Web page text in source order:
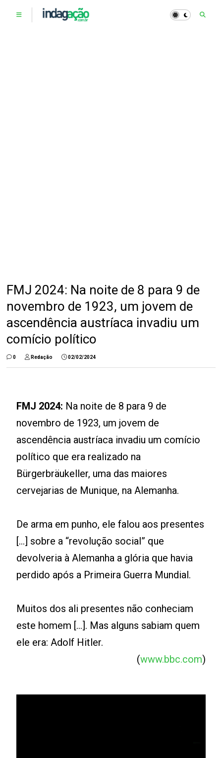
FMJ 2024: Na noite de 8 para 9 de
novembro de 1923, um jovem de
ascendência austríaca invadiu um
comício político
0 Redação 02/02/2024
FMJ 2024: Na noite de 8 para 9 de
novembro de 1923, um jovem de
ascendência austríaca invadiu um comício
político que era realizado na
Bürgerbräukeller, uma das maiores
cervejarias de Munique, na Alemanha.
De arma em punho, ele falou aos presentes
[...] sobre a “revolução social” que
devolveria à Alemanha a glória que havia
perdido após a Primeira Guerra Mundial.
Muitos dos ali presentes não conheciam
este homem [...]. Mas alguns sabiam quem
ele era: Adolf Hitler.
(www.bbc.com)